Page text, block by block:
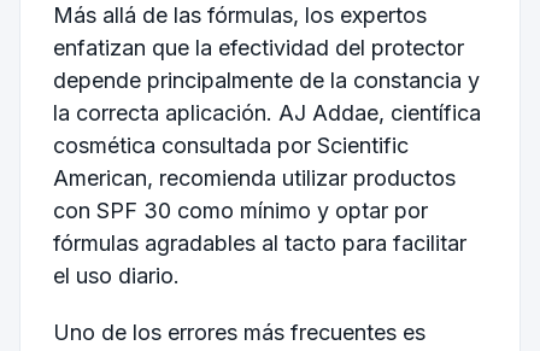
Más allá de las fórmulas, los expertos
enfatizan que la efectividad del protector
depende principalmente de la constancia y
la correcta aplicación. AJ Addae, científica
cosmética consultada por Scientific
American, recomienda utilizar productos
con SPF 30 como mínimo y optar por
fórmulas agradables al tacto para facilitar
el uso diario.
Uno de los errores más frecuentes es